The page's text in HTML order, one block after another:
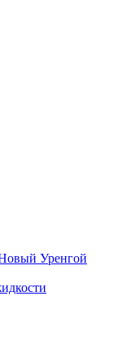
Уренгой